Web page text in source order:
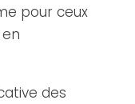
pour ceux
des